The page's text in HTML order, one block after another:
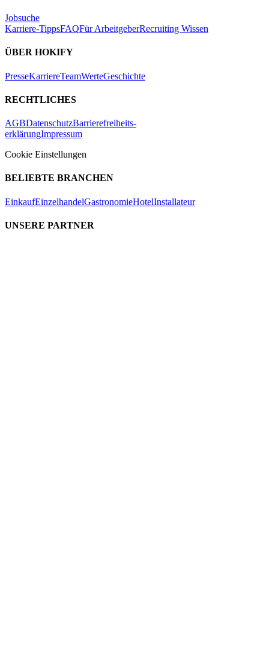
Jobsuche
Karriere-TippsFAQFür ArbeitgeberRecruiting Wissen
ÜBER HOKIFY
PresseKarriereTeamWerteGeschichte
RECHTLICHES
AGBDatenschutzBarrierefreiheits-
erklärungImpressum
Cookie Einstellungen
BELIEBTE BRANCHEN
EinkaufEinzelhandelGastronomieHotelInstallateur
UNSERE PARTNER